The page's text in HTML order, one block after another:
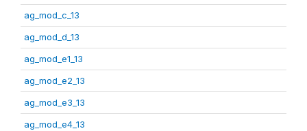
ag_mod_c_13
ag_mod_d_13
ag_mod_e1_13
ag_mod_e2_13
ag_mod_e3_13
ag_mod_e4_13